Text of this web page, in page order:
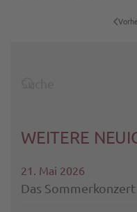
WEITERE
21. Mai 2026
Das